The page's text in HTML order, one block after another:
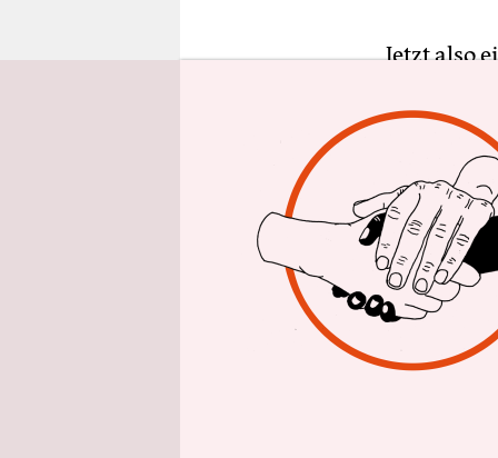
Jetzt also
Ein
Landtags
Die
gewarnt